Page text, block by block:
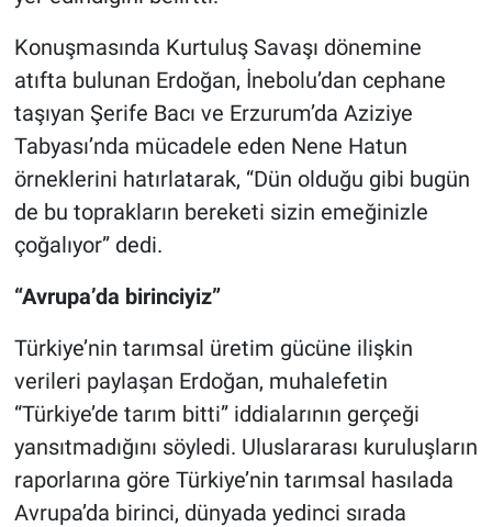
Konuşmasında Kurtuluş Savaşı dönemine
atıfta bulunan Erdoğan, İnebolu’dan cephane
taşıyan Şerife Bacı ve Erzurum’da Aziziye
Tabyası’nda mücadele eden Nene Hatun
örneklerini hatırlatarak, “Dün olduğu gibi bugün
de bu toprakların bereketi sizin emeğinizle
çoğalıyor” dedi.
“Avrupa’da birinciyiz”
Türkiye’nin tarımsal üretim gücüne ilişkin
verileri paylaşan Erdoğan, muhalefetin
“Türkiye’de tarım bitti” iddialarının gerçeği
yansıtmadığını söyledi. Uluslararası kuruluşların
raporlarına göre Türkiye’nin tarımsal hasılada
Avrupa’da birinci, dünyada yedinci sırada